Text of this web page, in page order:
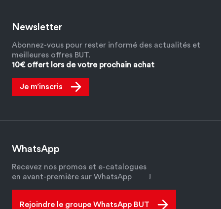
Newsletter
Abonnez-vous pour rester informé des actualités et
meilleures offres BUT.
10€ offert lors de votre prochain achat
Je m’inscris
WhatsApp
Recevez nos promos et e-catalogues
en avant-première sur WhatsApp
!
Rejoindre le groupe WhatsApp BUT